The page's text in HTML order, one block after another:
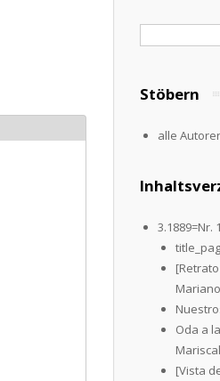
Stöbern
alle
3.1889=Nr.
Oda a
[Vista